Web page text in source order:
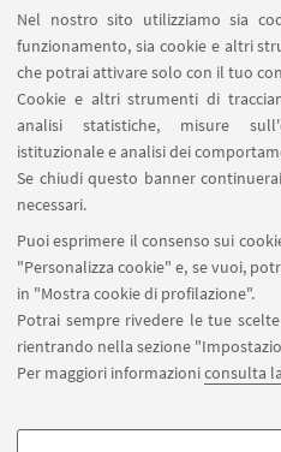
Nel nostro sito utilizziamo sia
funzionamento, sia cookie e altri
che potrai attivare solo con il tuo
Cookie e altri strumenti di
analisi statistiche, misure
istituzionale e analisi dei
Se chiudi questo banner
necessari.
Puoi esprimere il consenso sui
"Personalizza cookie" e, se vuoi,
in "Mostra cookie di profilazione".
Potrai sempre rivedere le tue
rientrando nella sezione
Per maggiori informazioniconsulta
modo di poter
occuparsi della
livelli scolastici, dalla
all’università, fino
Del RSDDM fanno parte
universitari, ma insegnanti
interessati alla
divulgazione nell’ambito
matematica. All’interno
sottogruppo chiamato
Didattica della